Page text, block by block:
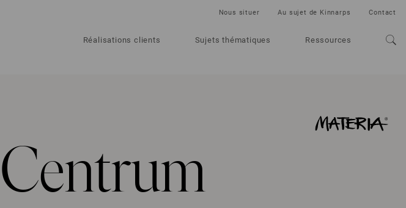
Réalisations clients Sujets thématiques Ressources
Nous situer Au sujet de Kinnarps Contact
Centrum